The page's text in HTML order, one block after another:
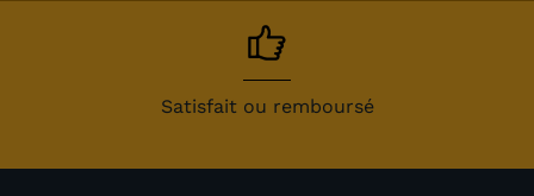
Satisfait ou remboursé